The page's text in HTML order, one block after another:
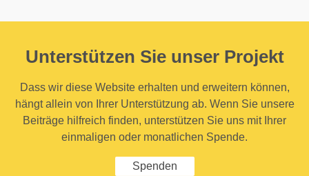
Unterstützen Sie unser Projekt
Dass wir diese Website erhalten und erweitern können,
hängt allein von Ihrer Unterstützung ab. Wenn Sie unsere
Beiträge hilfreich finden, unterstützen Sie uns mit Ihrer
einmaligen oder monatlichen Spende.
Spenden